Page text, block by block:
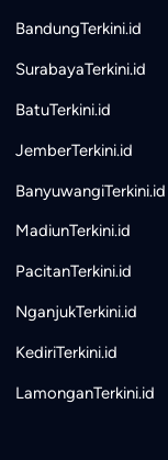
BandungTerkini.id
SurabayaTerkini.id
BatuTerkini.id
JemberTerkini.id
BanyuwangiTerkini.id
MadiunTerkini.id
PacitanTerkini.id
NganjukTerkini.id
KediriTerkini.id
LamonganTerkini.id